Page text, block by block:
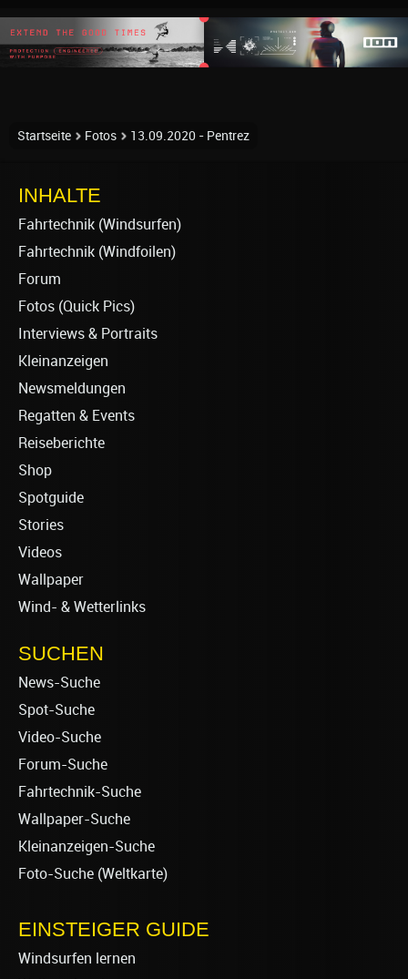
Startseite Fotos 13.09.2020 - Pentrez
INHALTE
Fahrtechnik (Windsurfen)
Fahrtechnik (Windfoilen)
Forum
Fotos (Quick Pics)
Interviews & Portraits
Kleinanzeigen
Newsmeldungen
Regatten & Events
Reiseberichte
Shop
Spotguide
Stories
Videos
Wallpaper
Wind- & Wetterlinks
SUCHEN
News-Suche
Spot-Suche
Video-Suche
Forum-Suche
Fahrtechnik-Suche
Wallpaper-Suche
Kleinanzeigen-Suche
Foto-Suche (Weltkarte)
EINSTEIGER GUIDE
Windsurfen lernen